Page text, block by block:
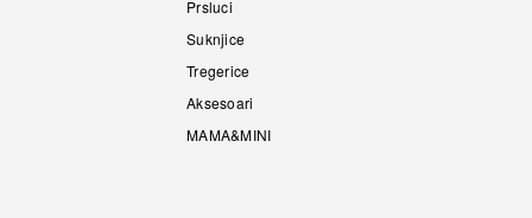
Prsluci
Suknjice
Tregerice
Aksesoari
MAMA&MINI